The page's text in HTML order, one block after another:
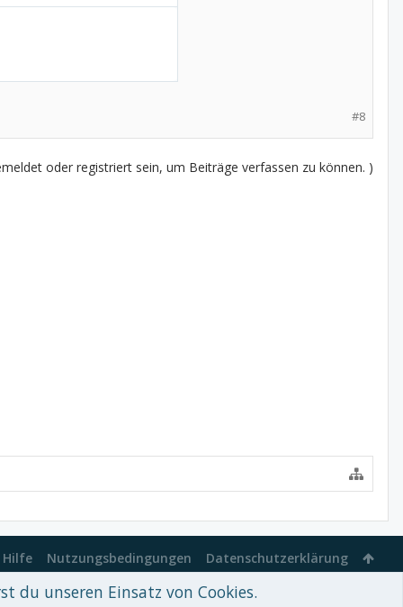
#8
oder registriert sein, um Beiträge verfassen zu können. )
Hilfe Nutzungsbedingungen Datenschutzerklärung
du unseren Einsatz von Cookies.